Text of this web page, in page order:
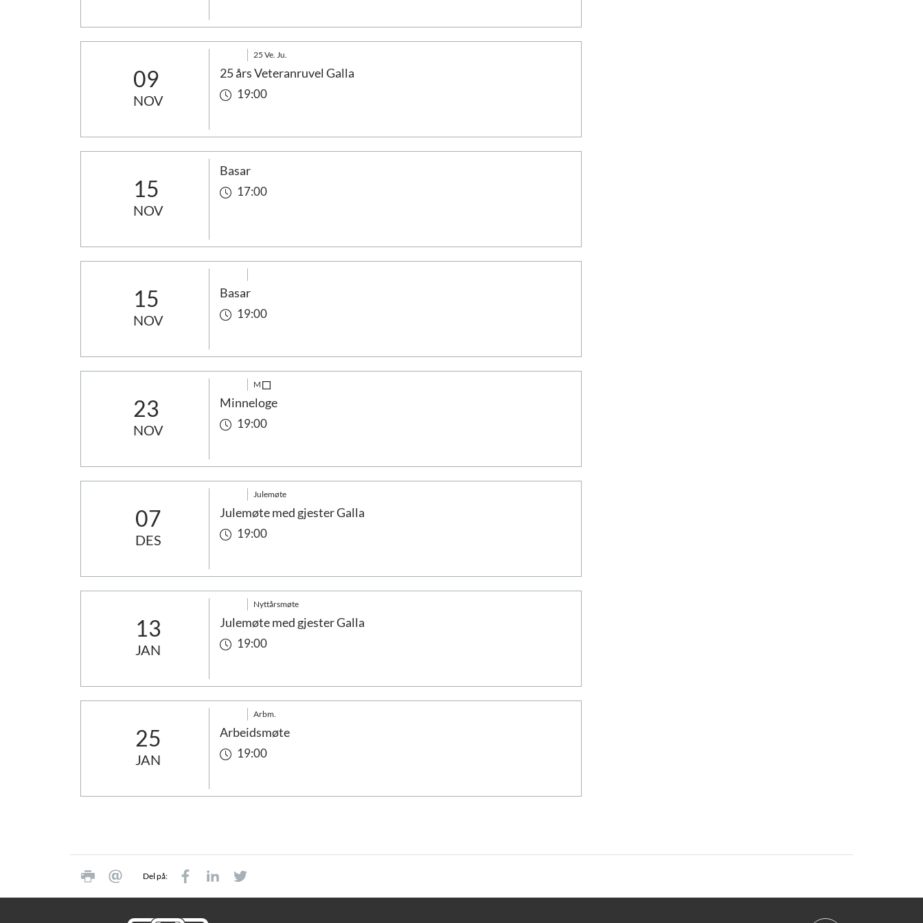
09
NOV
25 Ve. Ju.
25 års Veteranruvel Galla
19:00
15
NOV
Basar
17:00
15
NOV
Basar
19:00
23
NOV
M
Minneloge
19:00
07
DES
Julemøte
Julemøte med gjester Galla
19:00
13
JAN
Nyttårsmøte
Julemøte med gjester Galla
19:00
25
JAN
Arbm.
Arbeidsmøte
19:00
Del på: